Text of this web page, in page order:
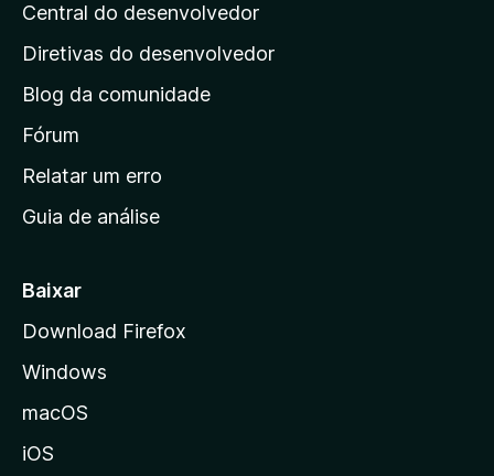
g
i
a
i
n
c
a
d
a
z
Central do desenvolvedor
Diretivas do desenvolvedor
Blog da comunidade
Fórum
Relatar um erro
Guia de análise
Baixar
Download Firefox
Windows
macOS
iOS